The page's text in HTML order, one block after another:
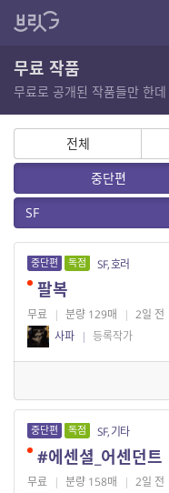
무료 작품
무료로 공개된 작품들만 한
전체
중단편
SF
중단편 독점 SF, 호러
팔복
무료 | 분량 129매 | 2일 전
사파 | 등록작가
중단편 독점 SF, 기타
#에센셜_어센던트
무료 | 분량 158매 | 2일 전